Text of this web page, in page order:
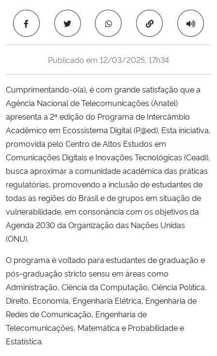
Ministério da Cidadania
Ministério da Saúde
Ministério de Minas e Energia
Ministério da Ciência, Tecnologia, Inovações e Comunicações
Ministério do Meio Ambiente
Ministério do Turismo
Ministério do Desenvolvimento Regional
Controladoria-Geral da União
Ministério da Mulher, da Família e dos Direitos Humanos
Secretaria-Geral
Secretaria de Governo
Banco Central do Brasil
Copiar para área
Publicado em 12/03/2025, 17h34
Cumprimentando-o(a), é com grande satisfação que a
Agência Nacional de Telecomunicações (Anatel)
apresenta a 2ª edição do Programa de Intercâmbio
Acadêmico em Ecossistema Digital (P@ed). Esta iniciativa,
promovida pelo Centro de Altos Estudos em
Comunicações Digitais e Inovações Tecnológicas (Ceadi),
busca aproximar a comunidade acadêmica das práticas
regulatórias, promovendo a inclusão de estudantes de
todas as regiões do Brasil e de grupos em situação de
vulnerabilidade, em consonância com os objetivos da
Agenda 2030 da Organização das Nações Unidas
(ONU).
O programa é voltado para estudantes de graduação e
pós-graduação stricto sensu em áreas como
Administração, Ciência da Computação, Ciência Política,
Direito, Economia, Engenharia Elétrica, Engenharia de
Redes de Comunicação, Engenharia de
Telecomunicações, Matemática e Probabilidade e
Estatística.